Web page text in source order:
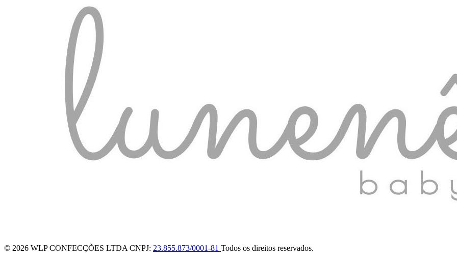
© 2026 WLP CONFECÇÕES LTDACNPJ: 23.855.873/0001-81 Todos os direitos reservados.